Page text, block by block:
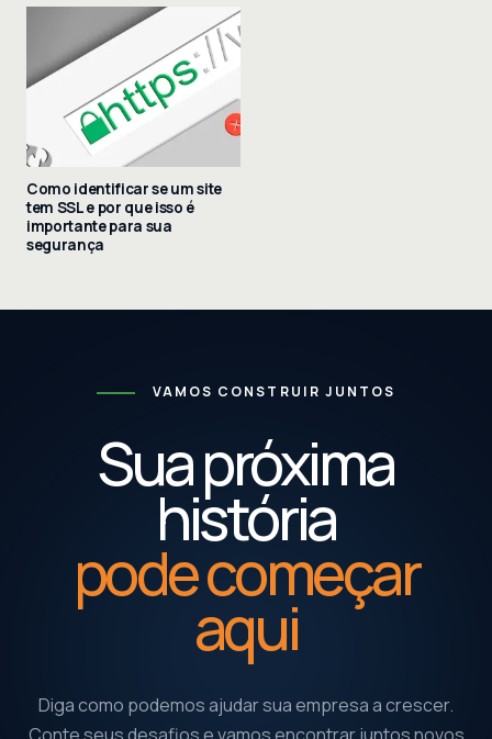
Como identificar se um site
tem SSL e por que isso é
importante para sua
segurança
VAMOS CONSTRUIR JUNTOS
Sua próxima
história
pode começar
aqui
Diga como podemos ajudar sua empresa a crescer.